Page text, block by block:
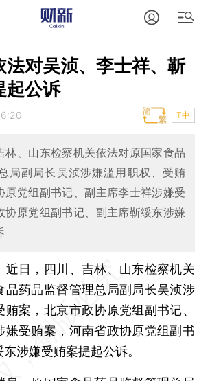
法对吴浈、李士祥、靳
起公诉
T中
林、山东检察机关依法对原国家食品
局副局长吴浈涉嫌滥用职权、受贿
原党组副书记、副主席李士祥涉嫌受
协原党组副书记、副主席靳绥东涉嫌
近日，四川、吉林、山东检察机关
品药品监督管理总局副局长吴浈涉
案，北京市政协原党组副书记、
嫌受贿案，河南省政协原党组副书
涉嫌受贿案提起公诉。